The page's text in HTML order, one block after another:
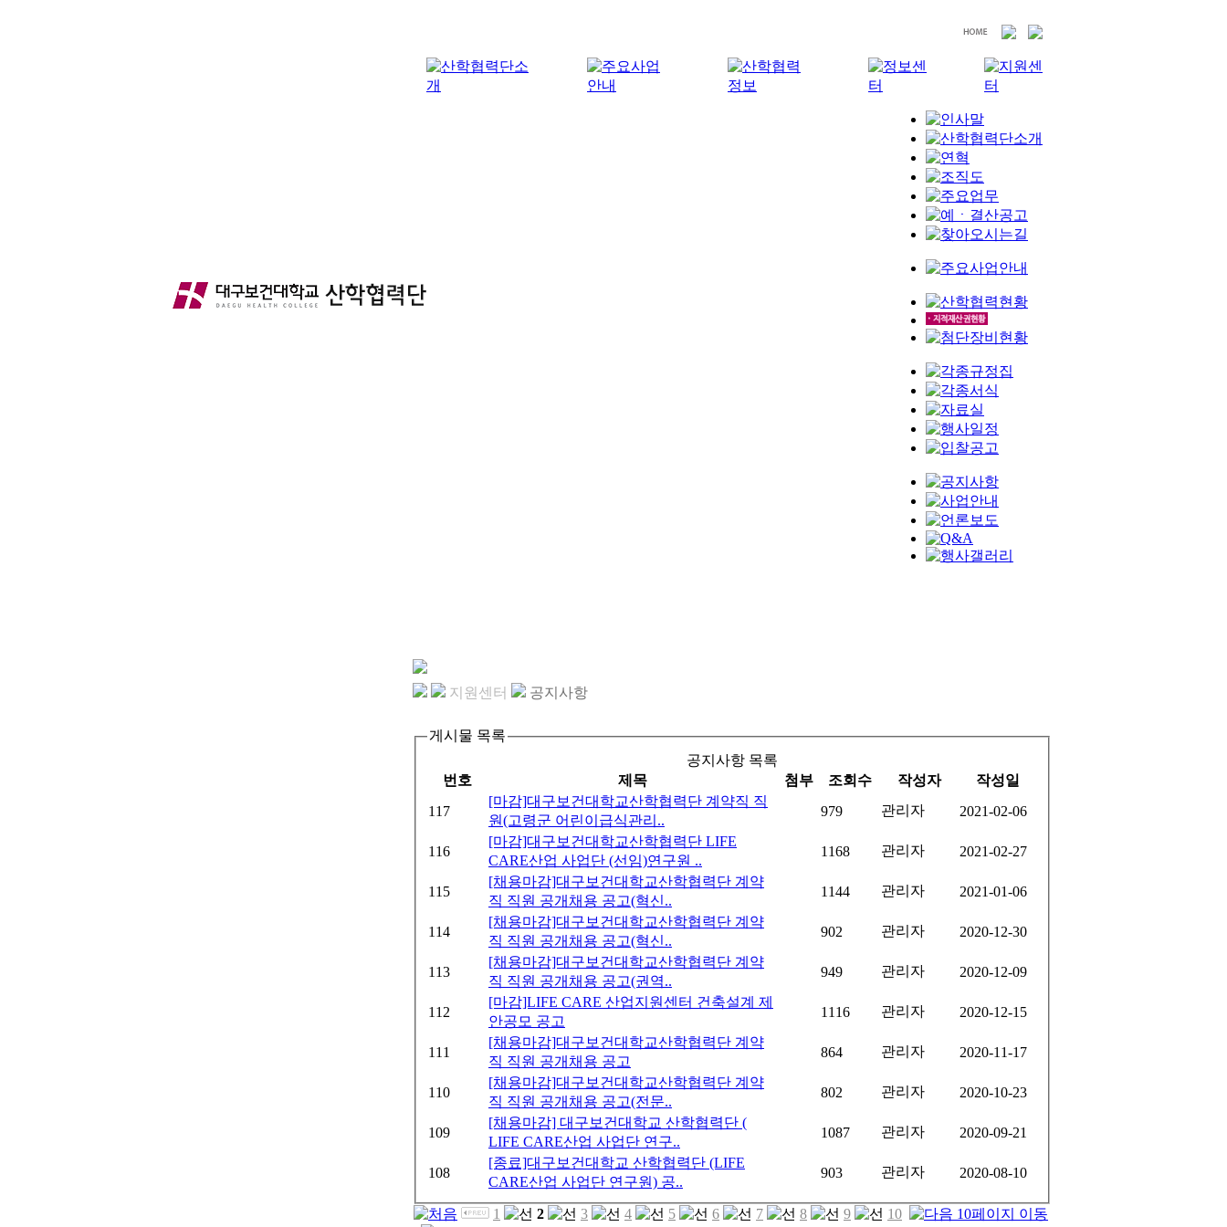
지원센터 공지사항
게시물 목록
공지사항 목록
번호
제목 첨부 조회수 작성자
작성일
117
[마감]대구보건대학교산학협력단 계약직 직
원(고령군 어린이급식관리..
979 관리자 2021-02-06
116
[마감]대구보건대학교산학협력단 LIFE
CARE산업 사업단 (선임)연구원 ..
1168 관리자 2021-02-27
115
[채용마감]대구보건대학교산학협력단 계약
직 직원 공개채용 공고(혁신..
1144 관리자 2021-01-06
114
[채용마감]대구보건대학교산학협력단 계약
직 직원 공개채용 공고(혁신..
902 관리자 2020-12-30
113
[채용마감]대구보건대학교산학협력단 계약
직 직원 공개채용 공고(권역..
949 관리자 2020-12-09
112
[마감]LIFE CARE 산업지원센터 건축설계 제
안공모 공고
1116 관리자 2020-12-15
111
[채용마감]대구보건대학교산학협력단 계약
직 직원 공개채용 공고
864 관리자 2020-11-17
110
[채용마감]대구보건대학교산학협력단 계약
직 직원 공개채용 공고(전문..
802 관리자 2020-10-23
109
[채용마감] 대구보건대학교 산학협력단 (
LIFE CARE산업 사업단 연구..
1087 관리자 2020-09-21
108
[종료]대구보건대학교 산학협력단 (LIFE
CARE산업 사업단 연구원) 공..
903 관리자 2020-08-10
1 2 3 4 5 6 7 8 9 10